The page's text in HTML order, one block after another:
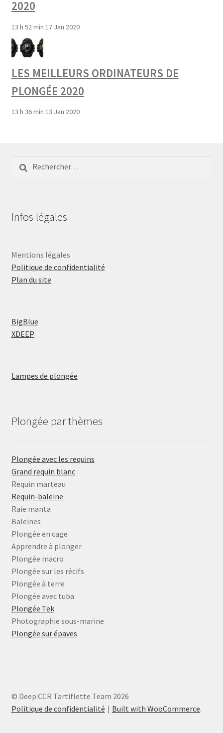
2020
13 h 52 min 17 Jan 2020
LES MEILLEURS ORDINATEURS DE
PLONGÉE 2020
13 h 36 min 13 Jan 2020
Infos légales
Mentions légales
Politique de confidentialité
Plan du site
BigBlue
XDEEP
Lampes de plongée
Plongée par thèmes
Plongée avec les requins
Grand requin blanc
Requin marteau
Requin-baleine
Raie manta
Baleines
Plongée en cage
Apprendre à plonger
Plongée macro
Plongée sur les récifs
Plongée à terre
Plongée avec tuba
Plongée Tek
Photographie sous-marine
Plongée sur épaves
© Deep CCR Tartiflette Team 2026
Politique de confidentialité
Built with WooCommerce.